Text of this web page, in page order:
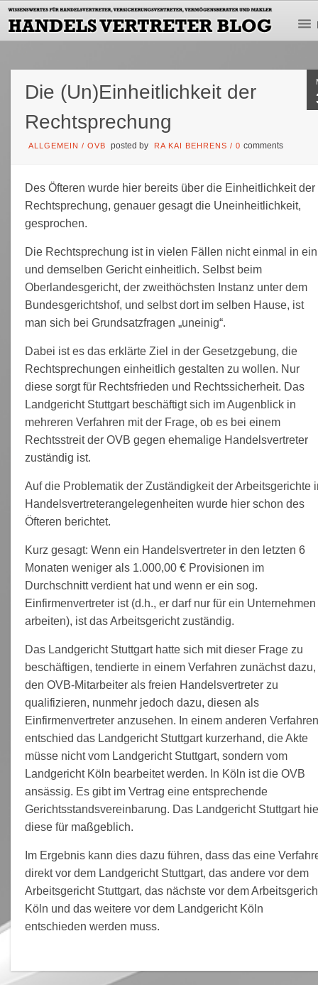
Die (Un)Einheitlichkeit der
Rechtsprechung
ALLGEMEIN /OVB posted by RA KAI BEHRENS /0comments
Des Öfteren wurde hier bereits über die Einheitlichkeit der
Rechtsprechung, genauer gesagt die Uneinheitlichkeit,
gesprochen.
Die Rechtsprechung ist in vielen Fällen nicht einmal in ein
und demselben Gericht einheitlich. Selbst beim
Oberlandesgericht, der zweithöchsten Instanz unter dem
Bundesgerichtshof, und selbst dort im selben Hause, ist
man sich bei Grundsatzfragen „uneinig“.
Dabei ist es das erklärte Ziel in der Gesetzgebung, die
Rechtsprechungen einheitlich gestalten zu wollen. Nur
diese sorgt für Rechtsfrieden und Rechtssicherheit. Das
Landgericht Stuttgart beschäftigt sich im Augenblick in
mehreren Verfahren mit der Frage, ob es bei einem
Rechtsstreit der OVB gegen ehemalige Handelsvertreter
zuständig ist.
Auf die Problematik der Zuständigkeit der Arbeitsgerichte
Handelsvertreterangelegenheiten wurde hier schon des
Öfteren berichtet.
Kurz gesagt: Wenn ein Handelsvertreter in den letzten 6
Monaten weniger als 1.000,00 € Provisionen im
Durchschnitt verdient hat und wenn er ein sog.
Einfirmenvertreter ist (d.h., er darf nur für ein Unternehmen
arbeiten), ist das Arbeitsgericht zuständig.
Das Landgericht Stuttgart hatte sich mit dieser Frage zu
beschäftigen, tendierte in einem Verfahren zunächst dazu,
den OVB-Mitarbeiter als freien Handelsvertreter zu
qualifizieren, nunmehr jedoch dazu, diesen als
Einfirmenvertreter anzusehen. In einem anderen
entschied das Landgericht Stuttgart kurzerhand, die Akte
müsse nicht vom Landgericht Stuttgart, sondern vom
Landgericht Köln bearbeitet werden. In Köln ist die OVB
ansässig. Es gibt im Vertrag eine entsprechende
Gerichtsstandsvereinbarung. Das Landgericht Stuttgart
diese für maßgeblich.
Im Ergebnis kann dies dazu führen, dass das eine
direkt vor dem Landgericht Stuttgart, das andere vor dem
Arbeitsgericht Stuttgart, das nächste vor dem
Köln und das weitere vor dem Landgericht Köln
entschieden werden muss.